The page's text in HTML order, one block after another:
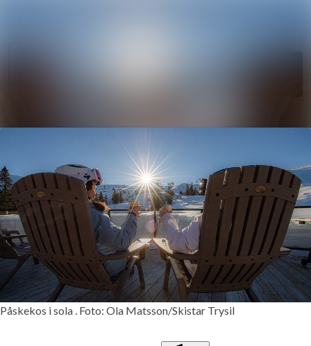
Påskekos i sola . Foto: Ola Matsson/Skistar Trysil